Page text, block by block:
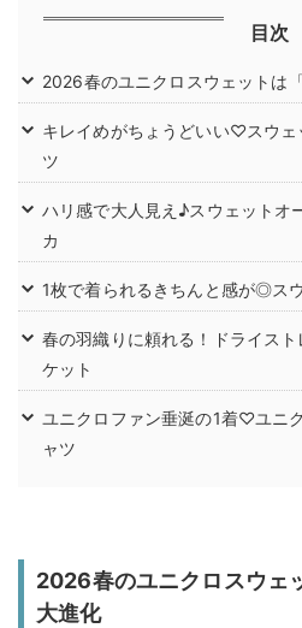
目次
2026春のユニクロスウェットは
キレイめがちょうどいい♡スウェ
ツ
ハリ感で大人見え♪スウェットオ
カ
1枚で着られるきちんと感が◎ス
春の羽織りに頼れる！ドライス
ケット
ユニクロファン垂涎の1着♡ユニ
ャツ
2026春のユニクロスウェ
大進化